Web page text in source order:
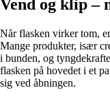
Vend og klip –
Når flasken virker tom,
Mange produkter, især
i bunden, og
flasken på hovedet i et
sig ved åbningen.